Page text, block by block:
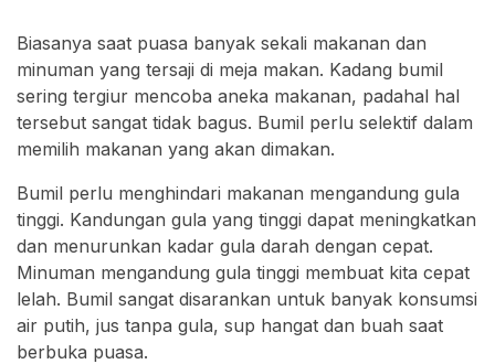
Biasanya saat puasa banyak sekali makanan dan
minuman yang tersaji di meja makan. Kadang bumil
sering tergiur mencoba aneka makanan, padahal hal
tersebut sangat tidak bagus. Bumil perlu selektif dalam
memilih makanan yang akan dimakan.
Bumil perlu menghindari makanan mengandung gula
tinggi. Kandungan gula yang tinggi dapat meningkatkan
dan menurunkan kadar gula darah dengan cepat.
Minuman mengandung gula tinggi membuat kita cepat
lelah. Bumil sangat disarankan untuk banyak konsumsi
air putih, jus tanpa gula, sup hangat dan buah saat
berbuka puasa.